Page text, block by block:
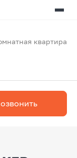
квартира